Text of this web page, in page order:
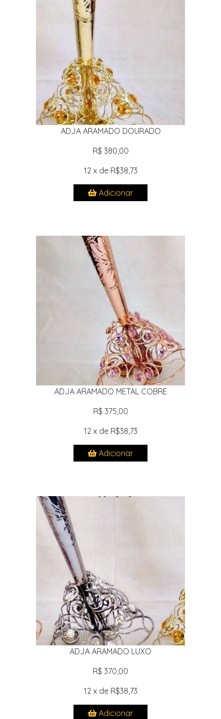
ADJA ARAMADO DOURADO
R$ 380,00
12 x de R$38,73
Adicionar
ADJA ARAMADO METAL COBRE
R$ 375,00
12 x de R$38,73
Adicionar
ADJA ARAMADO LUXO
R$ 370,00
12 x de R$38,73
Adicionar